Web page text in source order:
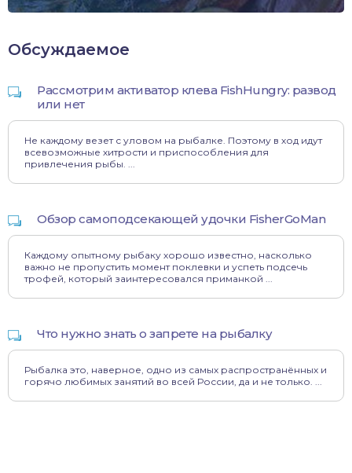
Обсуждаемое
Рассмотрим активатор клева FishHungry: развод
или нет
Не каждому везет с уловом на рыбалке. Поэтому в ход идут
всевозможные хитрости и приспособления для
привлечения рыбы. ...
Обзор самоподсекающей удочки FisherGoMan
Каждому опытному рыбаку хорошо известно, насколько
важно не пропустить момент поклевки и успеть подсечь
трофей, который заинтересовался приманкой ...
Что нужно знать о запрете на рыбалку
Рыбалка это, наверное, одно из самых распространённых и
горячо любимых занятий во всей России, да и не только. ...